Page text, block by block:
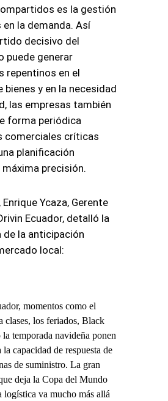
es la gestión
la demanda. Así
decisivo del
puede generar
repentinos en el
bienes y en la necesidad
las empresas también
forma periódica
comerciales críticas
planificación
precisión.
Ycaza, Gerente
Ecuador, detalló la
la anticipación
local:
momentos como el
clases, los feriados, Black
temporada navideña ponen
la capacidad de respuesta de
de suministro. La gran
deja la Copa del Mundo
logística va mucho más allá